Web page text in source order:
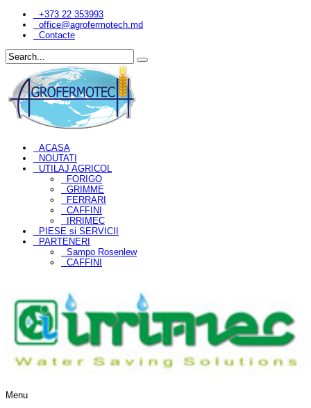
+373 22 353993
office@agrofermotech.md
Contacte
ACASA
NOUTATI
UTILAJ AGRICOL
FORIGO
GRIMME
FERRARI
CAFFINI
IRRIMEC
PIESE si SERVICII
PARTENERI
Sampo Rosenlew
CAFFINI
Menu